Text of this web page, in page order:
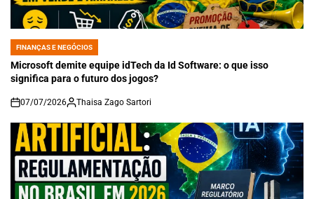
POSTED
IN
FINANÇAS E NEGÓCIOS
Microsoft demite equipe idTech da Id Software: o que isso
significa para o futuro dos jogos?
on
07/07/2026 Thaisa Zago Sartori